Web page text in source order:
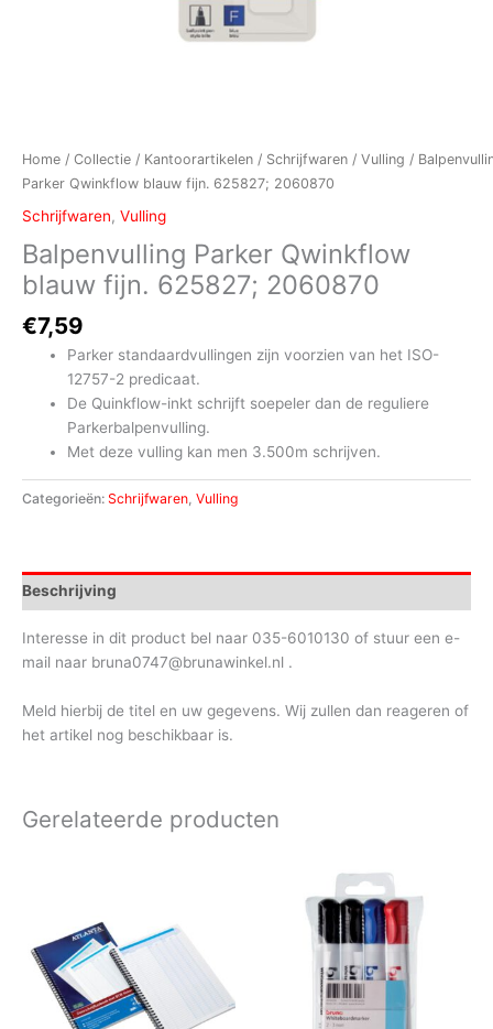
Home / Collectie / Kantoorartikelen / Schrijfwaren / Vulling /
Parker Qwinkflow blauw fijn. 625827; 2060870
Schrijfwaren, Vulling
Balpenvulling Parker Qwinkflow
blauw fijn. 625827; 2060870
€7,59
Parker standaardvullingen zijn voorzien van het ISO-
12757-2 predicaat.
De Quinkflow-inkt schrijft soepeler dan de reguliere
Parkerbalpenvulling.
Met deze vulling kan men 3.500m schrijven.
Categorieën: Schrijfwaren Vulling
Beschrijving
Interesse in dit product bel naar 035-6010130 of stuur een e-
mail naar bruna0747@brunawinkel.nl .
Meld hierbij de titel en uw gegevens. Wij zullen dan reageren of
het artikel nog beschikbaar is.
Gerelateerde producten